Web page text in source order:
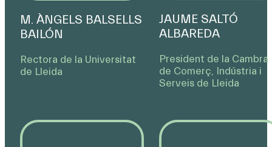
M. ÀNGELS BALSELLS
BAILÓN
Rectora de la Universitat
de Lleida
JAUME SALTÓ
ALBAREDA
President de la Cambra
de Comerç, Indústria i
Serveis de Lleida